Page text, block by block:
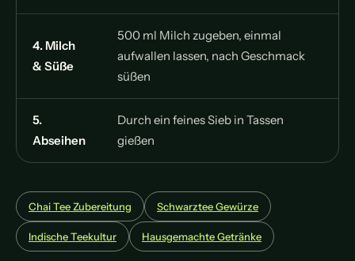
4. Milch
& Süße
500 ml Milch zugeben, einmal
aufwallen lassen, nach Geschmack
süßen
5.
Abseihen
Durch ein feines Sieb in Tassen
gießen
Chai Tee Zubereitung Schwarztee Gewürze
Indische Teekultur Hausgemachte Getränke